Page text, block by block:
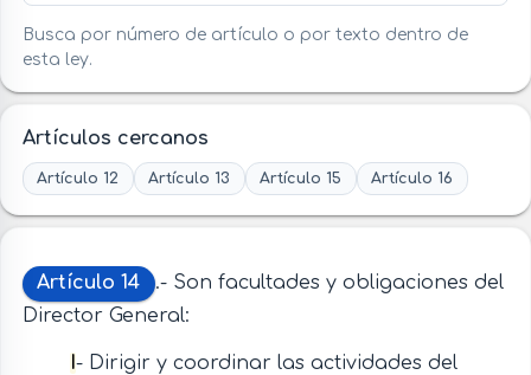
Busca por número de artículo o por texto dentro de
esta ley.
Artículos cercanos
Artículo 12 Artículo 13 Artículo 15 Artículo 16
Artículo 14
.- Son facultades y obligaciones del
Director General:
- Dirigir y coordinar las actividades del